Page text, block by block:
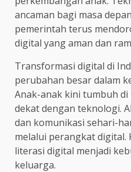
ancaman bagi masa
pemerintah terus
digital yang aman dan
Transformasi digital di
perubahan besar dalam
Anak-anak kini tumbuh
dekat dengan teknologi.
dan komunikasi sehari-
melalui perangkat digital.
literasi digital menjadi
keluarga.